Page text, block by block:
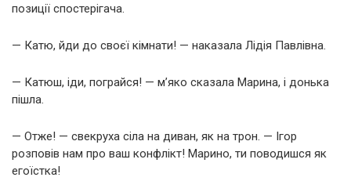
позиції спостерігача.
— Катю, йди до своєї кімнати! — наказала Лідія Павлівна.
— Катюш, іди, пограйся! — м’яко сказала Марина, і донька
пішла.
— Отже! — свекруха сіла на диван, як на трон. — Ігор
розповів нам про ваш конфлікт! Марино, ти поводишся як
егоїстка!